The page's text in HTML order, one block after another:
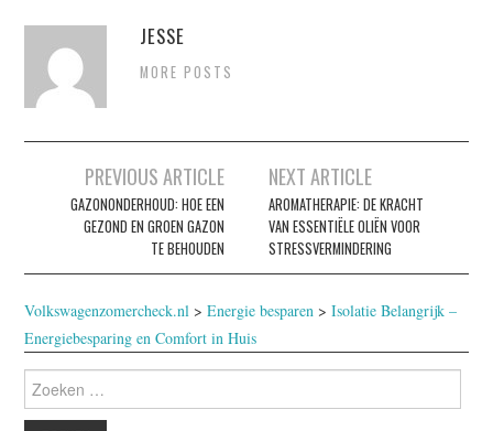
JESSE
MORE POSTS
Berichtnavigatie
PREVIOUS ARTICLE
GAZONONDERHOUD: HOE EEN
GEZOND EN GROEN GAZON
TE BEHOUDEN
NEXT ARTICLE
AROMATHERAPIE: DE KRACHT
VAN ESSENTIËLE OLIËN VOOR
STRESSVERMINDERING
Volkswagenzomercheck.nl >Energie besparen >Isolatie Belangrijk –
Energiebesparing en Comfort in Huis
Zoeken
naar: